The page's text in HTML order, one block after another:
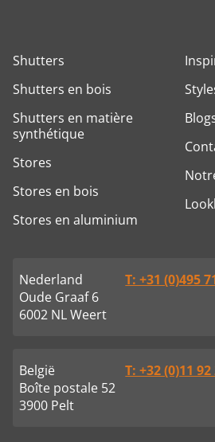
Shutters
Shutters en bois
Shutters en matière
synthétique
Stores
Stores en bois
Stores en aluminium
Nederland
Oude Graaf 6
6002 NL Weert
T: +31 (0)495
België
Boîte postale 52
3900 Pelt
T: +32 (0)11 92